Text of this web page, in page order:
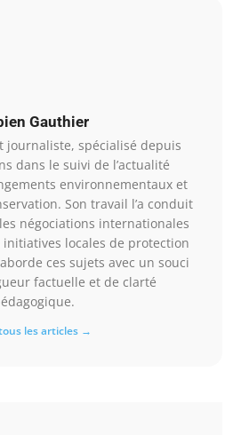
Gauthier
journaliste, spécialisé depuis
dans le suivi de l’actualité
environnementaux et
Son travail l’a conduit
négociations internationales
locales de protection
ces sujets avec un souci
factuelle et de clarté
les articles →